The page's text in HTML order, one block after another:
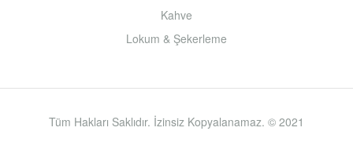
Kahve
Lokum & Şekerleme
Tüm Hakları Saklıdır. İzinsiz Kopyalanamaz. © 2021